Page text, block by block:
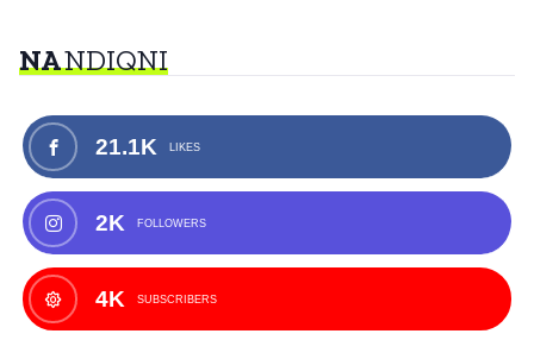
NANDIQNI
21.1K LIKES
2K FOLLOWERS
4K SUBSCRIBERS